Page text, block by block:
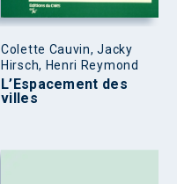
Colette Cauvin, Jacky
Hirsch, Henri Reymond
L’Espacement des
villes